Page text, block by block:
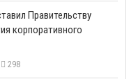
Правительству
корпоративного
298